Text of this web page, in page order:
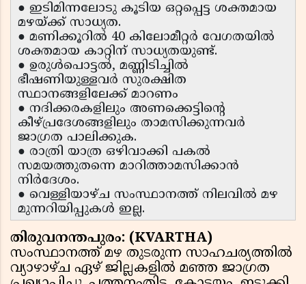
● ഇടിമിന്നലോടു കൂടിയ ഒറ്റപ്പെട്ട ശക്തമായ
മഴയ്ക്ക് സാധ്യത.
● മണിക്കൂറിൽ 40 കിലോമീറ്റർ വേഗതയിൽ
ശക്തമായ കാറ്റിന് സാധ്യതയുണ്ട്.
● ഉരുൾപൊട്ടൽ, മണ്ണിടിച്ചിൽ
ഭീഷണിയുള്ളവർ സുരക്ഷിത
സ്ഥാനങ്ങളിലേക്ക് മാറണം
● നദിക്കരകളിലും അണക്കെട്ടിന്റെ
കീഴ്പ്രദേശങ്ങളിലും താമസിക്കുന്നവർ
ജാഗ്രത പാലിക്കുക.
● രാത്രി യാത്ര ഒഴിവാക്കി പകൽ
സമയത്തുതന്നെ മാറിത്താമസിക്കാൻ
നിർദേശം.
● വെള്ളിയാഴ്ച സംസ്ഥാനത്ത് നിലവിൽ മഴ
മുന്നറിയിപ്പുകൾ ഇല്ല.
തിരുവനന്തപുരം: (KVARTHA)
സംസ്ഥാനത്ത് മഴ തുടരുന്ന സാഹചര്യത്തിൽ
വ്യാഴാഴ്ച ഏഴ് ജില്ലകളിൽ മഞ്ഞ ജാഗ്രത